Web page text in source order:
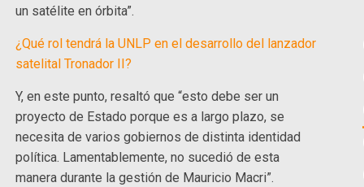
un satélite en órbita”.
¿Qué rol tendrá la UNLP en el desarrollo del lanzador
satelital Tronador II?
Y, en este punto, resaltó que “esto debe ser un
proyecto de Estado porque es a largo plazo, se
necesita de varios gobiernos de distinta identidad
política. Lamentablemente, no sucedió de esta
manera durante la gestión de Mauricio Macri”.